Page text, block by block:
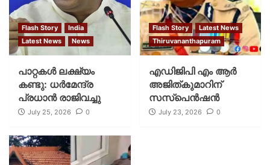
Flash Story
India
Latest News
News
പാറ്റകള്‍ ലക്ഷ്യം
കണ്ടു: ധര്‍മേന്ദ്ര
പ്രധാന്‍ രാജിവച്ചു
July 25, 2026 0
Flash Story
Latest News
Thiruvananthapuram
എഡിജിപി എം ആർ
അജിത്കുമാറിന്
സസ്പെൻഷൻ
July 23, 2026 0